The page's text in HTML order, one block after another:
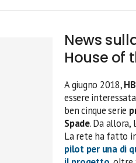
News
House of
A giugno 2018,
essere
ben cinque serie
Spade. Da allora,
La rete ha fatto
pilot per una di